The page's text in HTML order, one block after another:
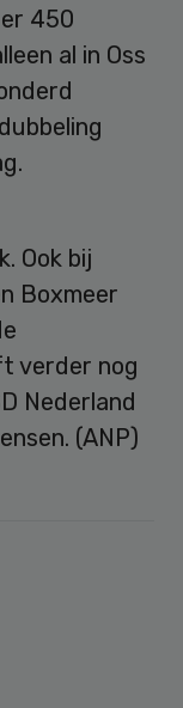
450
al in Oss
Ook bij
Boxmeer
verder nog
Nederland
(ANP)